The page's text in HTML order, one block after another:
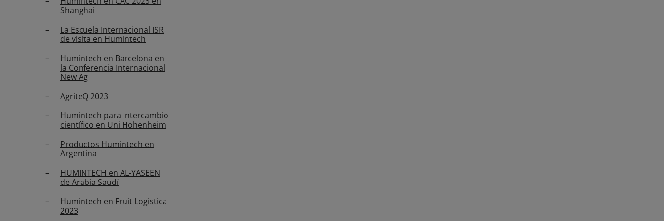
Shanghai
La Escuela Internacional ISR
de visita en Humintech
Humintech en Barcelona en
la Conferencia Internacional
New Ag
AgriteQ 2023
Humintech para intercambio
científico en Uni Hohenheim
Productos Humintech en
Argentina
HUMINTECH en AL-YASEEN
de Arabia Saudí
Humintech en Fruit Logistica
2023